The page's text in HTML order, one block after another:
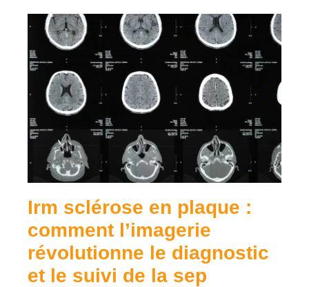
Irm sclérose en plaque :
comment l’imagerie
révolutionne le diagnostic
et le suivi de la sep